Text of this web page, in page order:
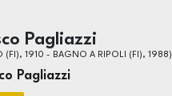
Pagliazzi
(FI), 1910 - BAGNO A RIPOLI (FI), 1988)
Pagliazzi